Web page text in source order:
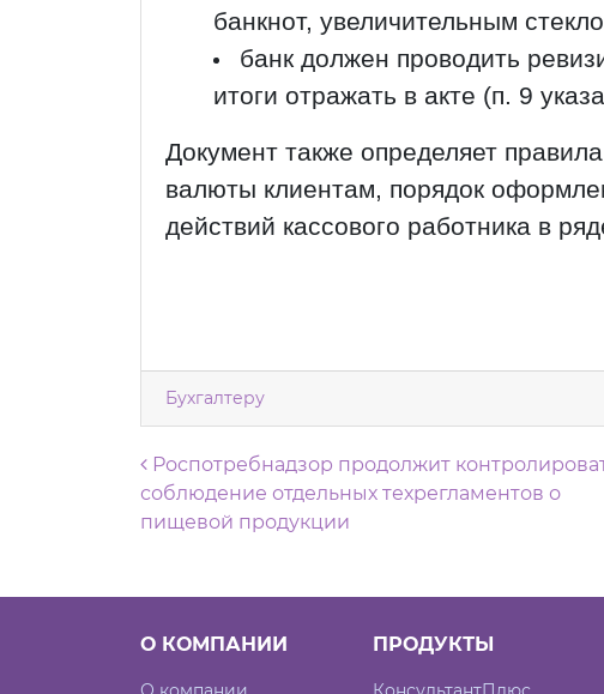
банкнот, увеличительным
банк должен проводить
итоги отражать в акте (п. 9
Документ также определяет
валюты клиентам, порядок
действий кассового работника в
Бухгалтеру
Навигация по записям
Роспотребнадзор продолжит
соблюдение отдельных техрегламентов о
пищевой продукции
О КОМПАНИИ ПРОДУКТЫ